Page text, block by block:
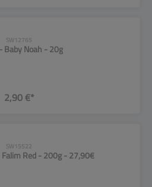
SW12765
Baby Noah - 20g
2,90 €*
SW15522
Falim Red - 200g - 27,90€